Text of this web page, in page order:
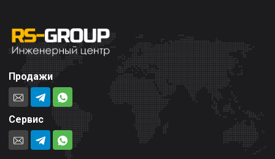
Продажи
Сервис